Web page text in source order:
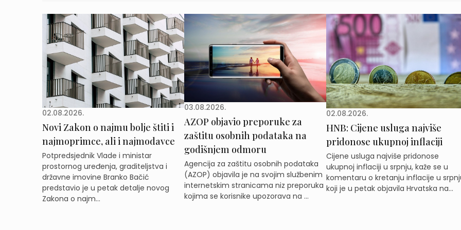
02.08.2026.
Novi Zakon o najmu bolje štiti i
najmoprimce, ali i najmodavce
Potpredsjednik Vlade i ministar
prostornog uređenja, graditeljstva i
državne imovine Branko Bačić
predstavio je u petak detalje novog
Zakona o najm...
03.08.2026.
AZOP objavio preporuke za
zaštitu osobnih podataka na
godišnjem odmoru
Agencija za zaštitu osobnih podataka
(AZOP) objavila je na svojim službenim
internetskim stranicama niz preporuka
kojima se korisnike upozorava na ...
02.08.2026.
HNB: Cijene usluga najviše
pridonose ukupnoj inflaciji
Cijene usluga najviše pridonose
ukupnoj inflaciji u srpnju, kaže se u
komentaru o kretanju inflacije u
koji je u petak objavila Hrvatska na...